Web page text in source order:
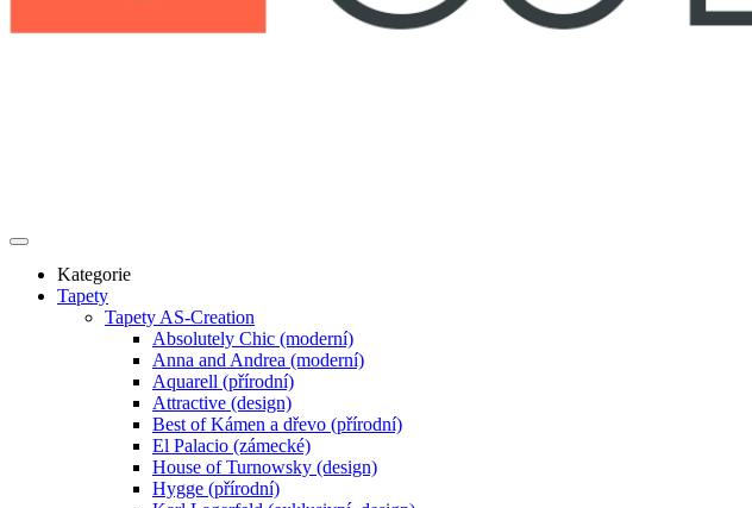
Kategorie
Tapety
Tapety AS-Creation
Absolutely Chic (moderní)
Anna and Andrea (moderní)
Aquarell (přírodní)
Attractive (design)
Best of Kámen a dřevo (přírodní)
El Palacio (zámecké)
House of Turnowsky (design)
Hygge (přírodní)